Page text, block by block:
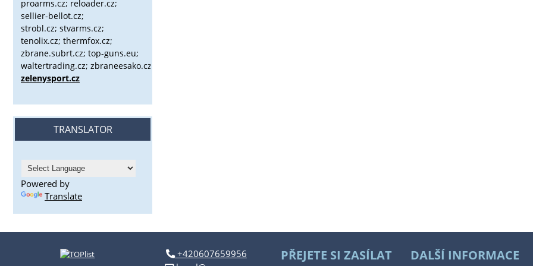
proarms.cz; reloader.cz;
sellier-bellot.cz;
strobl.cz; stvarms.cz;
tenolix.cz; thermfox.cz;
zbrane.subrt.cz; top-guns.eu;
waltertrading.cz; zbraneesako.cz;
zelenysport.cz
TRANSLATOR
Powered by
Translate
+420607659956
PŘEJETE SI ZASÍLAT
DALŠÍ INFORMACE